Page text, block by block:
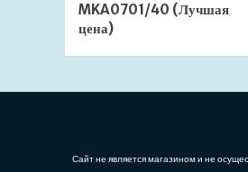
MKA0701/40 (Лучшая
цена)
Сайт не является магазином и не